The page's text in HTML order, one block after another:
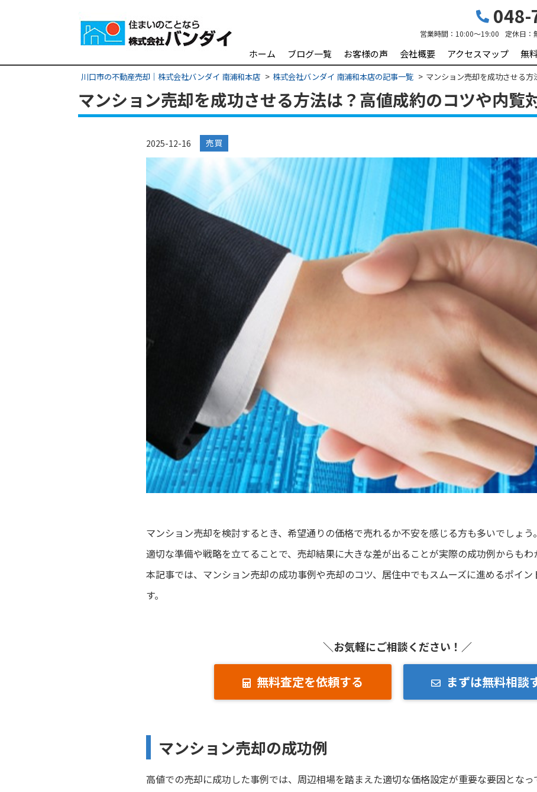
048-
営業時間： 10:00～19:00 定休日：
ホーム ブログ一覧 お客様の声 会社概要 アクセスマップ 無
川口市の不動産売却｜株式会社バンダイ 南浦和本店 株式会社バンダイ 南浦和本店の記事一覧 マンション売却を成功させる
マンション売却を成功させる方法は？高値成約のコツや内覧
2025-12-16 売買
マンション売却を検討するとき、希望通りの価格で売れるか不安を感じる方も多いでしょう。
適切な準備や戦略を立てることで、売却結果に大きな差が出ることが実際の成功例からもわ
本記事では、マンション売却の成功事例や売却のコツ、居住中でもスムーズに進めるポイ
す。
＼お気軽にご相談ください！／
無料査定を依頼する まずは無料相談
マンション売却の成功例
高値での売却に成功した事例では、周辺相場を踏まえた適切な価格設定が重要な要因となっ